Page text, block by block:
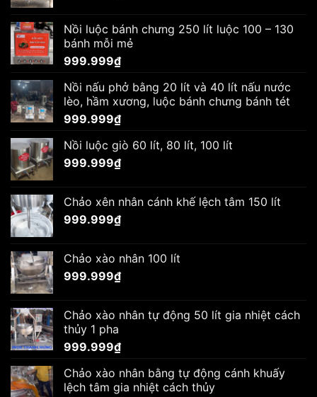
Nồi luộc bánh chưng 250 lít luộc 100 – 130
bánh mỗi mẻ
999.999₫
Nồi nấu phở bằng 20 lít và 40 lít nấu nước
lèo, hầm xương, luộc bánh chưng bánh tét
999.999₫
Nồi luộc giò 60 lít, 80 lít, 100 lít
999.999₫
Chảo xên nhân cánh khế lệch tâm 150 lít
999.999₫
Chảo xào nhân 100 lít
999.999₫
Chảo xào nhân tự động 50 lít gia nhiệt cách
thủy 1 pha
999.999₫
Chảo xào nhân bằng tự động cánh khuấy
lệch tâm gia nhiệt cách thủy